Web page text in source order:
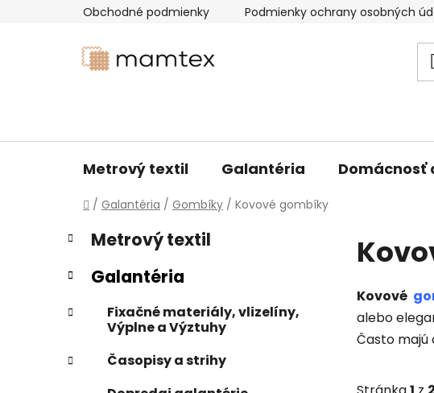
Obchodné podmienky Podmienky ochrany osobných
Metrový textil Galantéria Domácnosť
Domov
/ Galantéria / Gombíky / Kovové gombíky
B
o
č
ý
a
Preskočiť
kategórie
K
a
t
e
ó
i
e
Metrový textil
Galantéria
Fixačné materiály, vlizelíny,
Výplne a Výztuhy
Časopisy a strihy
Kovové
alebo
Často